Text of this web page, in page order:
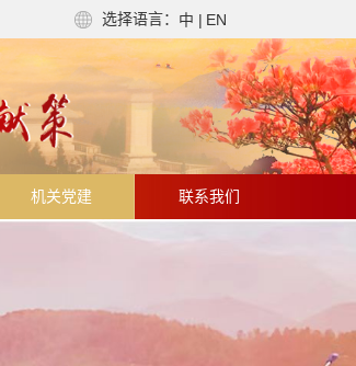
选择语言： 中 | EN
机关党建 联系我们